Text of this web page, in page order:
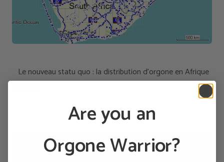
Le nouveau statu quo : la distribution d'orgone en Afrique
Are you an
Orgone Warrior?